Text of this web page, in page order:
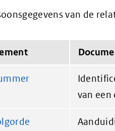
van de
van een